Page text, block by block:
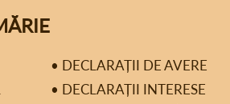
• DECLARAȚII DE AVERE
• DECLARAȚII INTERESE